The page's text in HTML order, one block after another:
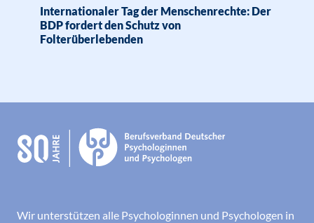
Internationaler Tag der Menschenrechte: Der
BDP fordert den Schutz von
Folterüberlebenden
Wir unterstützen alle Psychologinnen und Psychologen in